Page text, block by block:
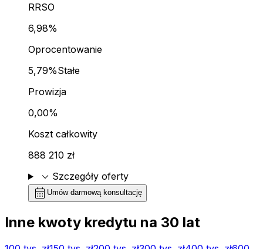
RRSO
6,98%
Oprocentowanie
5,79%Stałe
Prowizja
0,00%
Koszt całkowity
888 210 zł
expand_more Szczegóły oferty
calendar_month Umów darmową konsultację
Inne kwoty kredytu na 30 lat